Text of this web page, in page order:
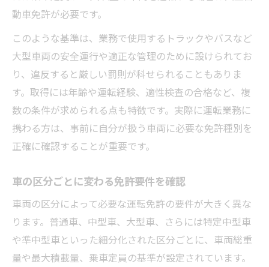
動車免許が必要です。
このような基準は、業務で使用するトラックやバスなど
大型車両の安全運行や適正な管理のために設けられてお
り、違反すると厳しい罰則が科せられることもありま
す。取得には年齢や運転経験、適性検査の合格など、複
数の条件が求められる点も特徴です。実際に運転業務に
携わる方は、事前に自分が扱う車両に必要な免許種別を
正確に確認することが重要です。
車の区分ごとに変わる免許要件を確認
車両の区分によって必要な運転免許の要件が大きく異な
ります。普通車、中型車、大型車、さらには特定中型車
や準中型車といった細分化された区分ごとに、車両総重
量や最大積載量、乗車定員の基準が設定されています。